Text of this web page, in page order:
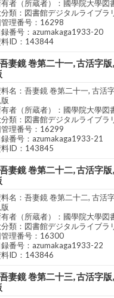
有者（所蔵者）：國學院大學図
分類：図書館デジタルライブラ
管理番号：16298
録番号：azumakaga1933-20
料ID：143844
吾妻鏡 巻第二十一, 古活字版
料名：吾妻鏡 巻第二十一, 古活
版
有者（所蔵者）：國學院大學図
分類：図書館デジタルライブラ
管理番号：16299
録番号：azumakaga1933-21
料ID：143845
吾妻鏡 巻第二十二, 古活字版
料名：吾妻鏡 巻第二十二, 古活
版
有者（所蔵者）：國學院大學図
分類：図書館デジタルライブラ
管理番号：16300
録番号：azumakaga1933-22
料ID：143846
吾妻鏡 巻第二十三, 古活字版